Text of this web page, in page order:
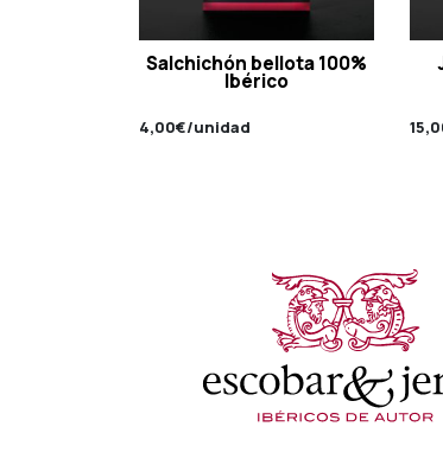
Salchichón bellota 100%
Ibérico
4,00€/unidad